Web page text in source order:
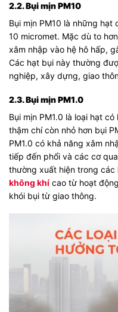
2.2. Bụi mịn PM10
Bụi mịn PM10 là những
10 micromet. Mặc dù to
xâm nhập vào hệ hô hấp,
Các hạt bụi này thường
nghiệp, xây dựng, giao
2.3. Bụi mịn PM1.0
Bụi mịn PM1.0 là loại hạt
thậm chí còn nhỏ hơn bụi
PM1.0 có khả năng xâm
tiếp đến phổi và các cơ
thường xuất hiện trong các
không khí cao từ hoạt
khói bụi từ giao thông.